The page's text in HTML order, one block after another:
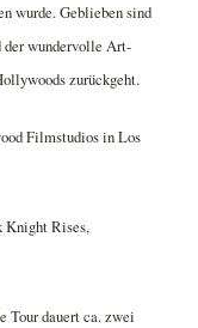
wurde. Geblieben sind
der wundervolle Art-
zurückgeht.
Filmstudios in Los
Knight Rises,
Tour dauert ca. zwei